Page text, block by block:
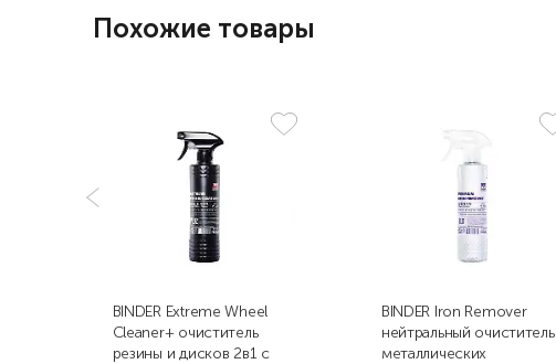
Похожие товары
BINDER Extreme Wheel
Cleaner+ очиститель
резины и дисков 2в1 с
BINDER Iron Remover
нейтральный очиститель
металлических